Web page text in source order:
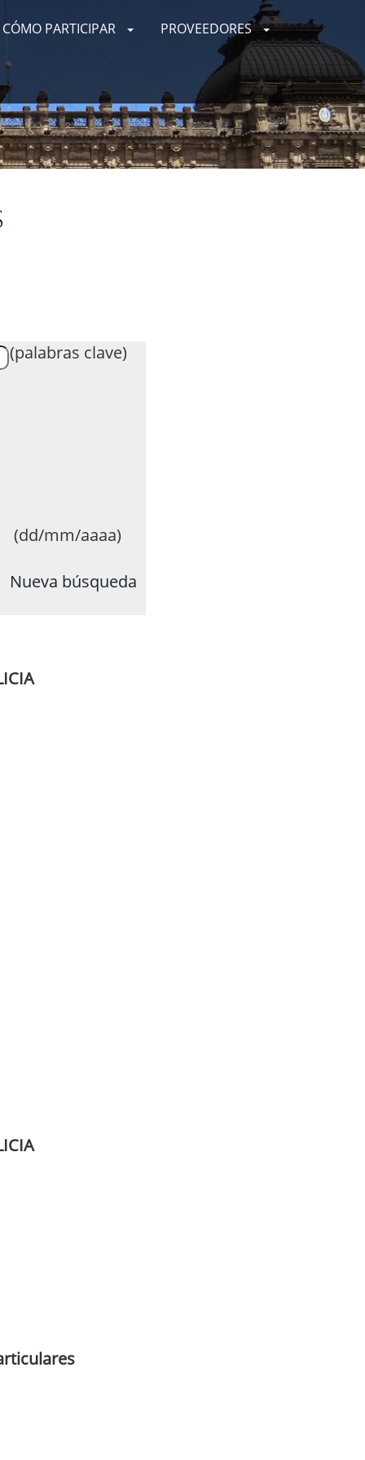
CÓMO PARTICIPAR PROVEEDORES
(palabras clave)
(dd/mm/aaaa)
Nueva búsqueda